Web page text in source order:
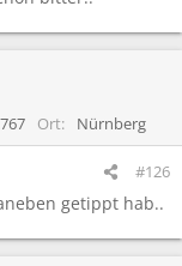
Ort Nürnberg
#126
getippt hab..